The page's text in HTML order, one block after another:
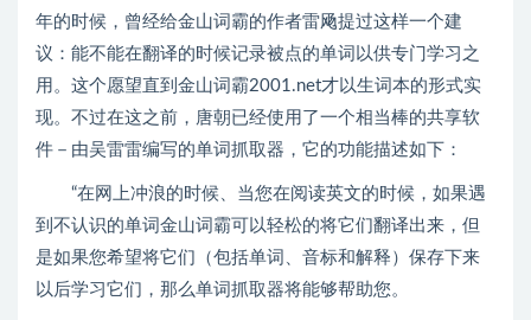
年的时候，曾经给金山词霸的作者雷飏提过这样一个建
议：能不能在翻译的时候记录被点的单词以供专门学习之
用。这个愿望直到金山词霸2001.net才以生词本的形式实
现。不过在这之前，唐朝已经使用了一个相当棒的共享软
件－由吴雷雷编写的单词抓取器，它的功能描述如下：
“在网上冲浪的时候、当您在阅读英文的时候，如果遇
到不认识的单词金山词霸可以轻松的将它们翻译出来，但
是如果您希望将它们（包括单词、音标和解释）保存下来
以后学习它们，那么单词抓取器将能够帮助您。